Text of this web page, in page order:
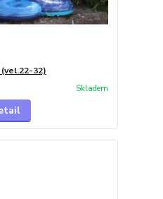
32)
Skladem